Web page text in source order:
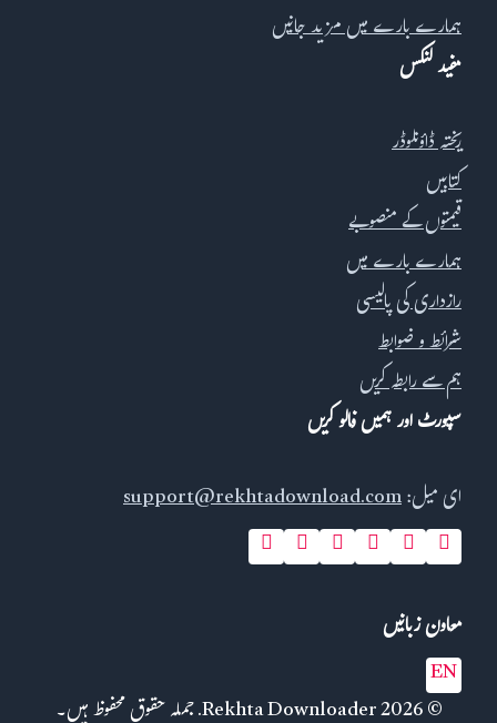
ہمارے بارے میں مزید جانیں
مفید لنکس
ریختہ ڈاؤنلوڈر
کتابیں
قیمتوں کے منصوبے
ہمارے بارے میں
رازداری کی پالیسی
شرائط و ضوابط
ہم سے رابطہ کریں
سپورٹ اور ہمیں فالو کریں
ای میل:support@rekhtadownload.com
معاون زبانیں
EN